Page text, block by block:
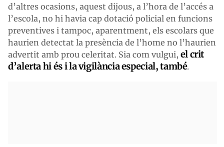
d’altres ocasions, aquest dijous, a l’hora de l’accés a
l’escola, no hi havia cap dotació policial en funcions
preventives i tampoc, aparentment, els escolars que
haurien detectat la presència de l’home no l’haurien
advertit amb prou celeritat. Sia com vulgui, el crit
d’alerta hi és i la vigilància especial, també.